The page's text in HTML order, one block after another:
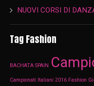
NUOVI CORSI DI
Tag Fashion
BACHATA SPAIN
Campionati Italiani 2016 Fashion